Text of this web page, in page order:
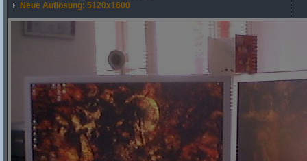
Neue Auflösung: 5120x1600